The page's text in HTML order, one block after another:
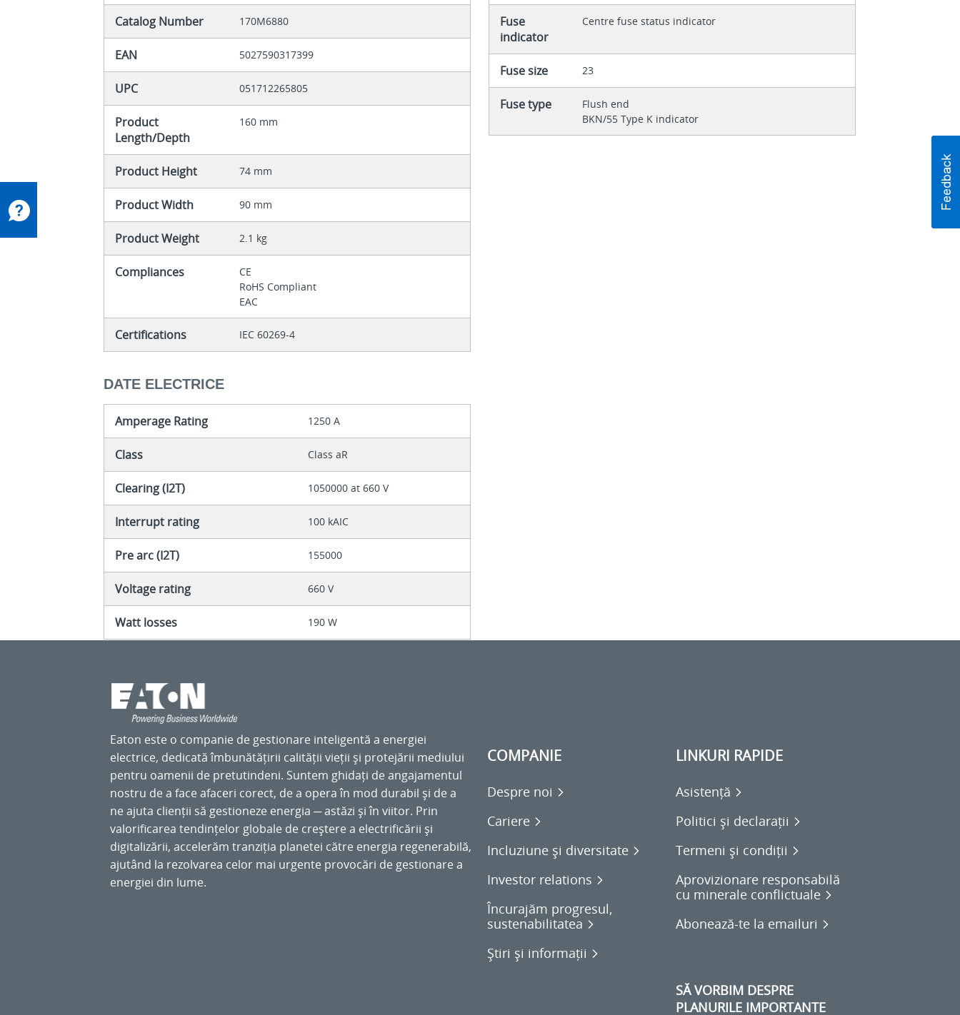
Catalog Number 170M6880
EAN 5027590317399
UPC 051712265805
Product
Length/Depth
160 mm
Product Height 74 mm
Product Width 90 mm
Product Weight 2.1 kg
Compliances
CE
RoHS Compliant
EAC
Certifications IEC 60269-4
DATE ELECTRICE
Amperage Rating 1250 A
Class Class aR
Clearing (I2T) 1050000 at 660 V
Interrupt rating 100 kAIC
Pre arc (I2T) 155000
Voltage rating 660 V
Watt losses 190 W
Fuse
indicator
Centre fuse status indicator
Fuse size 23
Fuse type
Flush end
BKN/55 Type K indicator
Eaton este o companie de gestionare inteligentă a energiei
electrice, dedicată îmbunătățirii calității vieții și protejării mediului
pentru oamenii de pretutindeni. Suntem ghidați de angajamentul
nostru de a face afaceri corect, de a opera în mod durabil și de a
ne ajuta clienții să gestioneze energia ─ astăzi și în viitor. Prin
valorificarea tendințelor globale de creștere a electrificării și
digitalizării, accelerăm tranziția planetei către energia regenerabilă,
ajutând la rezolvarea celor mai urgente provocări de gestionare a
energiei din lume.
COMPANIE
Despre noi
Cariere
Incluziune și diversitate
Investor relations
Încurajăm progresul,
sustenabilitatea
Știri și informații
LINKURI RAPIDE
Asistență
Politici și declarații
Termeni și condiții
Aprovizionare responsabilă
cu minerale conflictuale
Abonează-te la emailuri
SĂ VORBIM DESPRE
PLANURILE IMPORTANTE